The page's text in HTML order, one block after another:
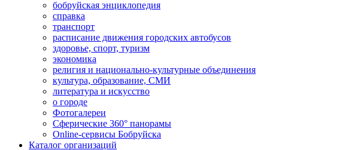
бобруйская энциклопедия
справка
транспорт
расписание движения городских автобусов
здоровье, спорт, туризм
экономика
религия и национально-культурные объединения
культура, образование, СМИ
литература и искусство
о городе
Фотогалереи
Сферические 360° панорамы
Online-сервисы Бобруйска
Каталог организаций